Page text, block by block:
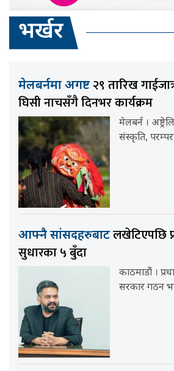
भर्खर
मेलबर्नमा अगष्ट २९ तारिख
घिसी नाचसँगै दिनभर कार्यक्रम
मेलबर्न ।
संस्कृति,
आफ्नै सांसदहरुबाटलखेटिएपछि
सुधारका ५ बुँदा
काठमाडौं ।
सरकार गठन